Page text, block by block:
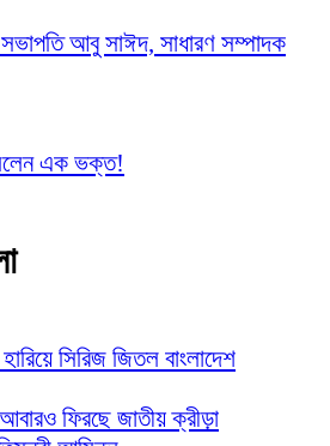
আবু সাঈদ, সাধারণ সম্পাদক
এক ভক্ত!
সিরিজ জিতল বাংলাদেশ
ফিরছে জাতীয় ক্রীড়া